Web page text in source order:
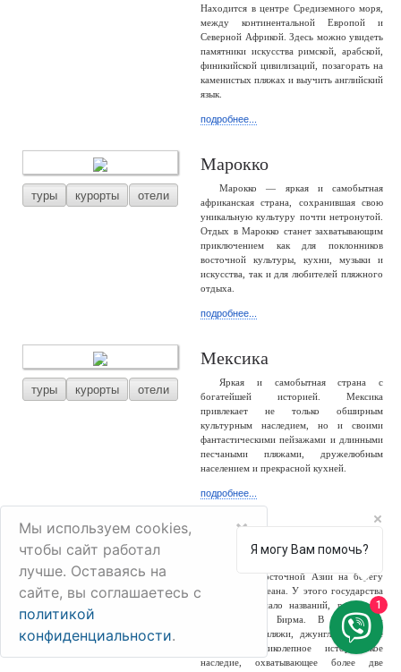
Находится в центре Средиземного моря,
между континентальной Европой и
Северной Африкой. Здесь можно увидеть
памятники искусства римской, арабской,
финикийской цивилизаций, позагорать на
каменистых пляжах и выучить английский
язык.
подробнее...
туры курорты отели
Марокко
Марокко — яркая и самобытная
африканская страна, сохранившая свою
уникальную культуру почти нетронутой.
Отдых в Марокко станет захватывающим
приключением как для поклонников
восточной культуры, кухни, музыки и
искусства, так и для любителей пляжного
отдыха.
подробнее...
туры курорты отели
Мексика
Яркая и самобытная страна с
богатейшей историей. Мексика
привлекает не только обширным
культурным наследием, но и своими
фантастическими пейзажами и длинными
песчаными пляжами, дружелюбным
населением и прекрасной кухней.
подробнее...
туры отели
страна Юго-Восточной Азии на берегу
Индийского океана. У этого государства
сменилось немало названий, россиянам
известно как Бирма. В стране –
белоснежные пляжи, джунгли, снежные
горы и великолепное историческое
наследие, охватывающее более две
Мы используем cookies,
чтобы сайт работал
лучше. Оставаясь на
сайте, вы соглашаетесь с
политикой
конфиденциальности.
×
Я могу Вам помочь?
1